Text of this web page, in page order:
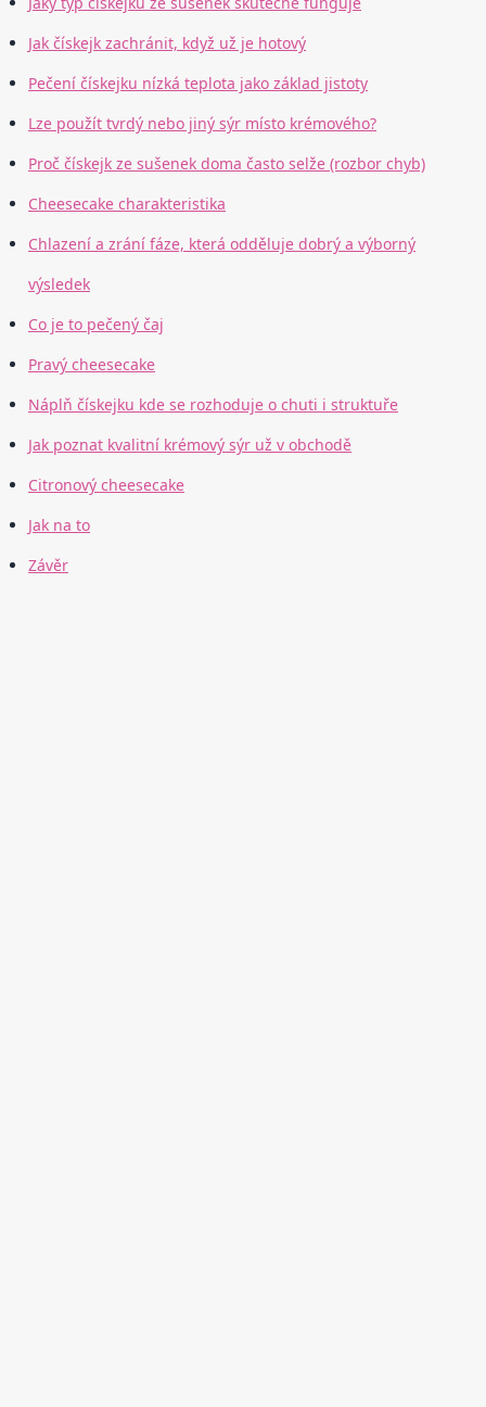
Jak čískejk zachránit, když už je hotový
Pečení čískejku nízká teplota jako základ jistoty
Lze použít tvrdý nebo jiný sýr místo krémového?
Proč čískejk ze sušenek doma často selže (rozbor chyb)
Cheesecake charakteristika
Chlazení a zrání fáze, která odděluje dobrý a výborný
výsledek
Co je to pečený čaj
Pravý cheesecake
Náplň čískejku kde se rozhoduje o chuti i struktuře
Jak poznat kvalitní krémový sýr už v obchodě
Citronový cheesecake
Jak na to
Závěr